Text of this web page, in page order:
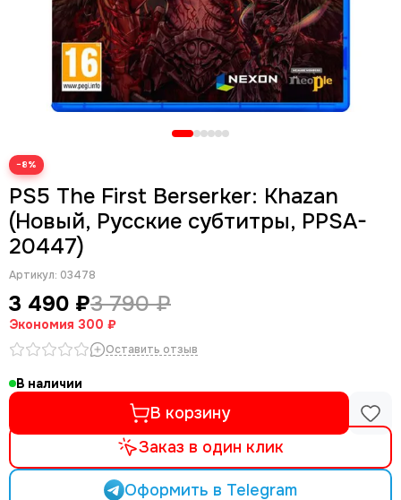
−8%
PS5 The First Berserker: Khazan
(Новый, Русские субтитры, PPSA-
20447)
Артикул: 03478
3 490 ₽3 790 ₽
Экономия 300 ₽
Оставить отзыв
В наличии
В корзину
Заказ в один клик
Оформить в Telegram